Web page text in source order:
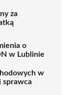
za
o
w Lublinie
w
sprawca